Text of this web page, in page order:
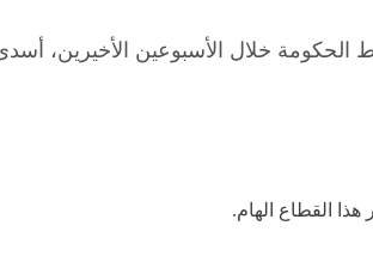
الحكومة خلال الأسبوعين الأخيرين،
القطاع الهام.